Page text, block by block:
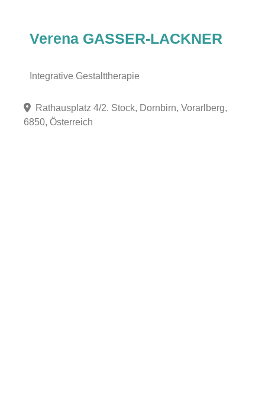
Verena GASSER-LACKNER
Integrative Gestalttherapie
Rathausplatz 4/2. Stock, Dornbirn, Vorarlberg,
6850, Österreich